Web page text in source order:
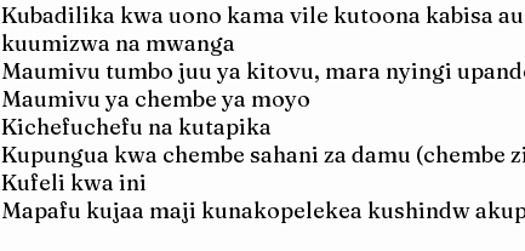
Kubadilika kwa uono kama vile kutoona kabisa
kuumizwa na mwanga
Maumivu tumbo juu ya kitovu, mara nyingi
Maumivu ya chembe ya moyo
Kichefuchefu na kutapika
Kupungua kwa chembe sahani za damu (chembe
Kufeli kwa ini
Mapafu kujaa maji kunakopelekea kushindw